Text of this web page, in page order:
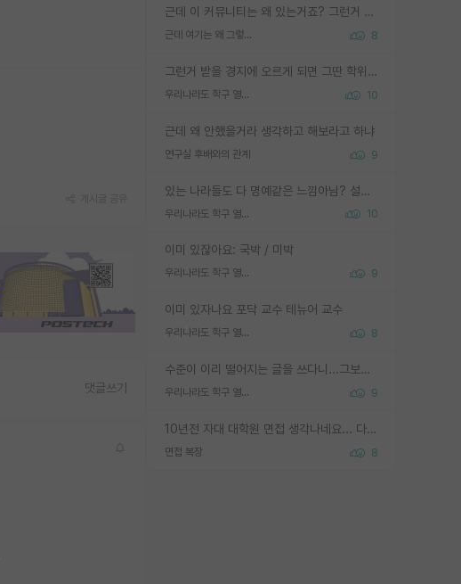
근데 이 커뮤니티는 왜 있는거죠? 그런거 쉽게 물어볼수있어서 있는거 아닌가요? 그렇게 보기 싫으면 커뮤니티도 하지마시지 그러면
근데 여기는 왜 그렇게 SPK를 물어보는거임? 8
그런거 받을 경지에 오르게 되면 그딴 학위명이 필요없음
우리나라도 학구 열풍보면 Higher Doctorate 학위가 필요하다고 봅니다. 10
근데 왜 안했을거라 생각하고 해보라고 하냐
연구실 후배와의 관계 9
있는 나라들도 다 명예같은 느낌아님? 설마 박사끼리 등급나눠서 학위수여하자 같은 헛소리는 아니지? ㅋㅋ
우리나라도 학구 열풍보면 Higher Doctorate 학위가 필요하다고 봅니다. 10
이미 있잖아요: 국박 / 미박
우리나라도 학구 열풍보면 Higher Doctorate 학위가 필요하다고 봅니다. 9
이미 있자나요 포닥 교수 테뉴어 교수
우리나라도 학구 열풍보면 Higher Doctorate 학위가 필요하다고 봅니다. 8
수준이 이리 떨어지는 글을 쓰다니...그보다 이런 헛소리에 정성들여 답변해주시는 분들에게 존경심 1 드림
우리나라도 학구 열풍보면 Higher Doctorate 학위가 필요하다고 봅니다. 9
10년전 자대 대학원 면접 생각나네요... 다들 양복에 넥타이까지 하고 갔더니, 국회의원 출마하냐고 놀리셨던. (면접질문내용: 증명사진에선 두상이 계란형인데, 실제론 그렇지 않다. 증명사진이 뭘 증명하고 있는거냐)ㅋㅋㅋㅋ
면접 복장 8
댓글쓰기